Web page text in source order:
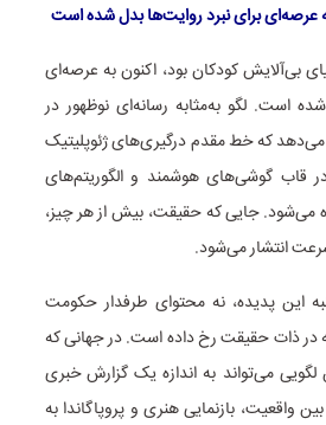
عرصه‌ای برای نبرد روایت‌ها بدل شده است
بی‌آلایش کودکان بود، اکنون به عرصه‌ای
است. لگو به‌مثابه رسانه‌ای نوظهور در
که خط مقدم درگیری‌های ژئوپلیتیک
در قاب گوشی‌های هوشمند و الگوریتم‌های
می‌شود. جایی که حقیقت، بیش از هر چیز،
انتشار می‌شود.
این پدیده، نه محتوای طرفدار حکومت
در ذات حقیقت رخ داده است. در جهانی که
می‌تواند به اندازه یک گزارش خبری
بین واقعیت، بازنمایی هنری و پروپاگاندا به